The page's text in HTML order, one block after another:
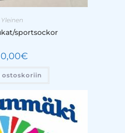
Yleinen
sportsockor
€
ostoskoriin